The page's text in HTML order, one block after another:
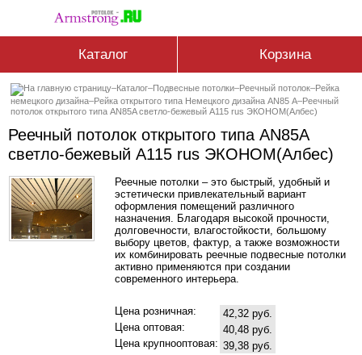
Каталог Корзина
–Каталог–Подвесные потолки–Реечный потолок–Рейка
немецкого дизайна–Рейка открытого типа Немецкого дизайна АN85 А–Реечный
потолок открытого типа AN85A светло-бежевый А115 rus ЭКОНОМ(Албес)
Реечный потолок открытого типа AN85A
светло-бежевый А115 rus ЭКОНОМ(Албес)
Реечные потолки – это быстрый, удобный и
эстетически привлекательный вариант
оформления помещений различного
назначения. Благодаря высокой прочности,
долговечности, влагостойкости, большому
выбору цветов, фактур, а также возможности
их комбинировать реечные подвесные потолки
активно применяются при создании
современного интерьера.
Цена розничная:
42,32 руб.
Цена оптовая:
40,48 руб.
Цена крупнооптовая: 39,38 руб.